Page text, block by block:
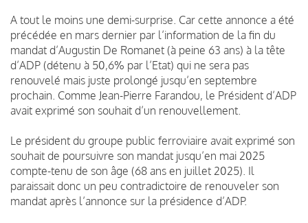
A tout le moins une demi-surprise. Car cette annonce a été
précédée en mars dernier par l’information de la fin du
mandat d’Augustin De Romanet (à peine 63 ans) à la tête
d’ADP (détenu à 50,6% par l’Etat) qui ne sera pas
renouvelé mais juste prolongé jusqu’en septembre
prochain. Comme Jean-Pierre Farandou, le Président d’ADP
avait exprimé son souhait d’un renouvellement.
Le président du groupe public ferroviaire avait exprimé son
souhait de poursuivre son mandat jusqu’en mai 2025
compte-tenu de son âge (68 ans en juillet 2025). Il
paraissait donc un peu contradictoire de renouveler son
mandat après l’annonce sur la présidence d’ADP.